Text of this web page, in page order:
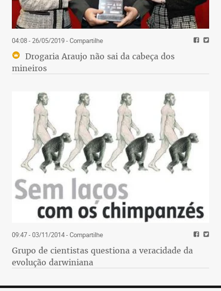
04:08 - 26/05/2019- Compartilhe
Drogaria Araujo não sai da cabeça dos
mineiros
09:47 - 03/11/2014- Compartilhe
Grupo de cientistas questiona a veracidade da
evolução darwiniana